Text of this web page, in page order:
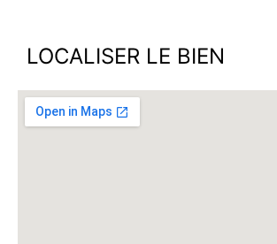
LOCALISER LE BIEN